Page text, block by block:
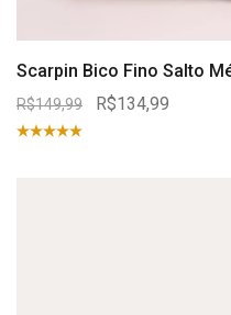
Scarpin Bico Fino Salto
R$149,99 R$134,99